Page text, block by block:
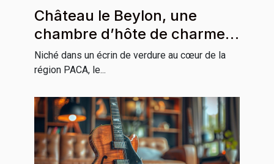
Château le Beylon, une
chambre d’hôte de charme
incontournable en région
PACA
Niché dans un écrin de verdure au cœur de la
région PACA, le...